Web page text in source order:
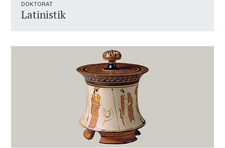
DOKTORAT
Latinistik